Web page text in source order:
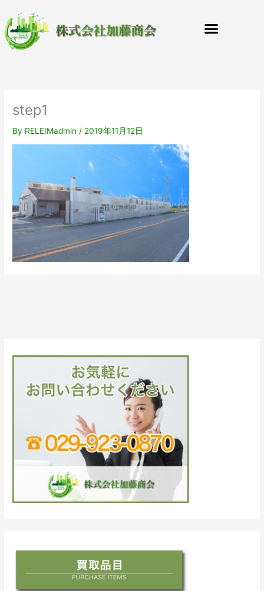
容
を
ス
step1
By RELEIMadmin / 2019年11月12日